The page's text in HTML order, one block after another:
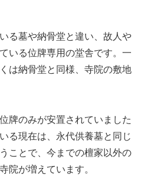
る墓や納骨堂と違い、故人や
いる位牌専用の堂舎です。一
は納骨堂と同様、寺院の敷地
牌のみが安置されていました
る現在は、永代供養墓と同じ
ことで、今までの檀家以外の
院が増えています。